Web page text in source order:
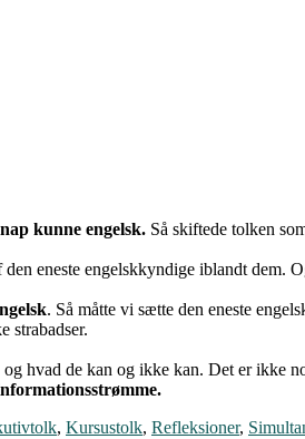
kunne engelsk. Så skiftede tolken
eneste engelskkyndige iblandt dem.
. Så måtte vi sætte den eneste
strabadser.
og hvad de kan og ikke kan. Det er ikke
, Kursustolk, Refleksioner,